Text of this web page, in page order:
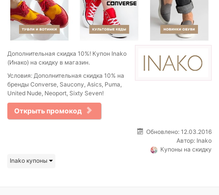
Дополнительная скидка 10%! Купон Inako
(Инако) на скидку в магазин.
Условия: Дополнительная скидка 10% на
бренды Converse, Saucony, Asics, Puma,
United Nude, Neoport, Sixty Seven!
Открыть промокод
Обновлено: 12.03.2016
Автор: Inako
Купоны на скидку
Inako купоны